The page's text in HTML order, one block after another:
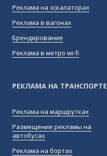
Реклама на эскалаторах
Реклама в вагонах
Брендирование
Реклама в метро wi-fi
РЕКЛАМА НА ТРАНСПОРТЕ
Реклама на маршрутках
Размещение рекламы на
автобусах
Реклама на бортах